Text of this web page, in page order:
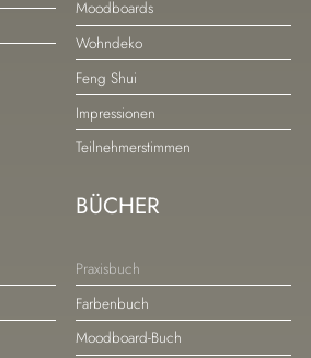
Moodboards
Wohndeko
Feng Shui
Impressionen
Teilnehmerstimmen
BÜCHER
Navigation
überspringen
Praxisbuch
Farbenbuch
Moodboard-Buch